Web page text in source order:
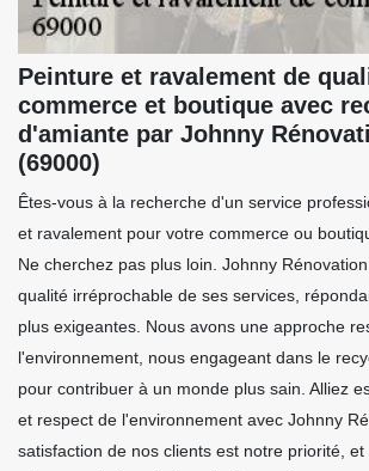
Peinture et ravalement de
commerce et boutique avec
d'amiante par Johnny
(69000)
Êtes-vous à la recherche d'un service
et ravalement pour votre commerce ou
Ne cherchez pas plus loin. Johnny
qualité irréprochable de ses services,
plus exigeantes. Nous avons une approche
l'environnement, nous engageant dans le
pour contribuer à un monde plus sain. Alliez
et respect de l'environnement avec Johnny
satisfaction de nos clients est notre priorité,